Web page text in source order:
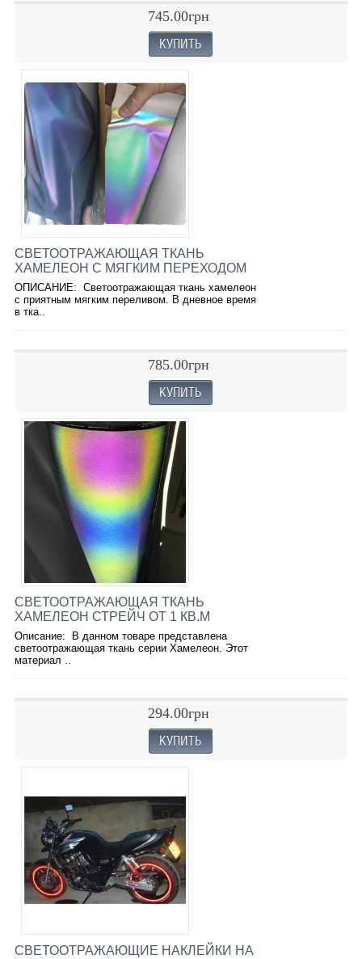
745.00грн
СВЕТООТРАЖАЮЩАЯ ТКАНЬ
ХАМЕЛЕОН С МЯГКИМ ПЕРЕХОДОМ
ОПИСАНИЕ: Светоотражающая ткань хамелеон
с приятным мягким переливом. В дневное время
в тка..
785.00грн
СВЕТООТРАЖАЮЩАЯ ТКАНЬ
ХАМЕЛЕОН СТРЕЙЧ ОТ 1 КВ.М
Описание: В данном товаре представлена
светоотражающая ткань серии Хамелеон. Этот
материал ..
294.00грн
СВЕТООТРАЖАЮЩИЕ НАКЛЕЙКИ НА